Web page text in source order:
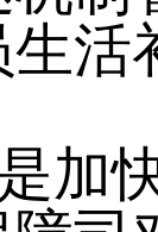
生活
加